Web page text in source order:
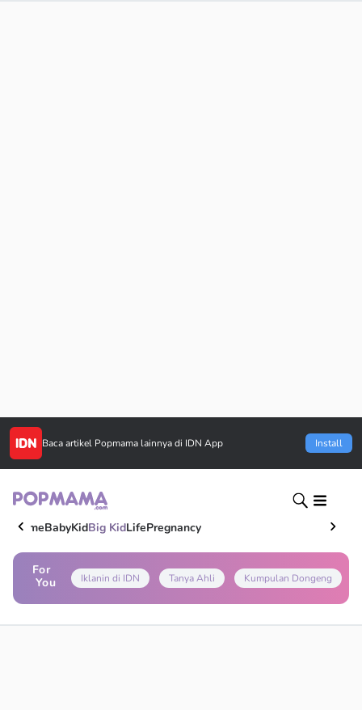
Baca artikel Popmama lainnya di IDN App Install
HomeBabyKidBig KidLifePregnancy
For
You
Iklanin di IDN Tanya Ahli Kumpulan Dongeng